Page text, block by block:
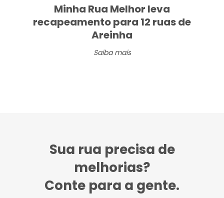
Minha Rua Melhor leva
recapeamento para 12 ruas de
Areinha
Saiba mais
Sua rua precisa de
melhorias?
Conte para a gente.